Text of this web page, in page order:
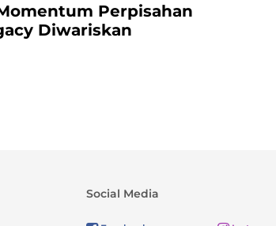
Perpisahan
Diwariskan
Social Media